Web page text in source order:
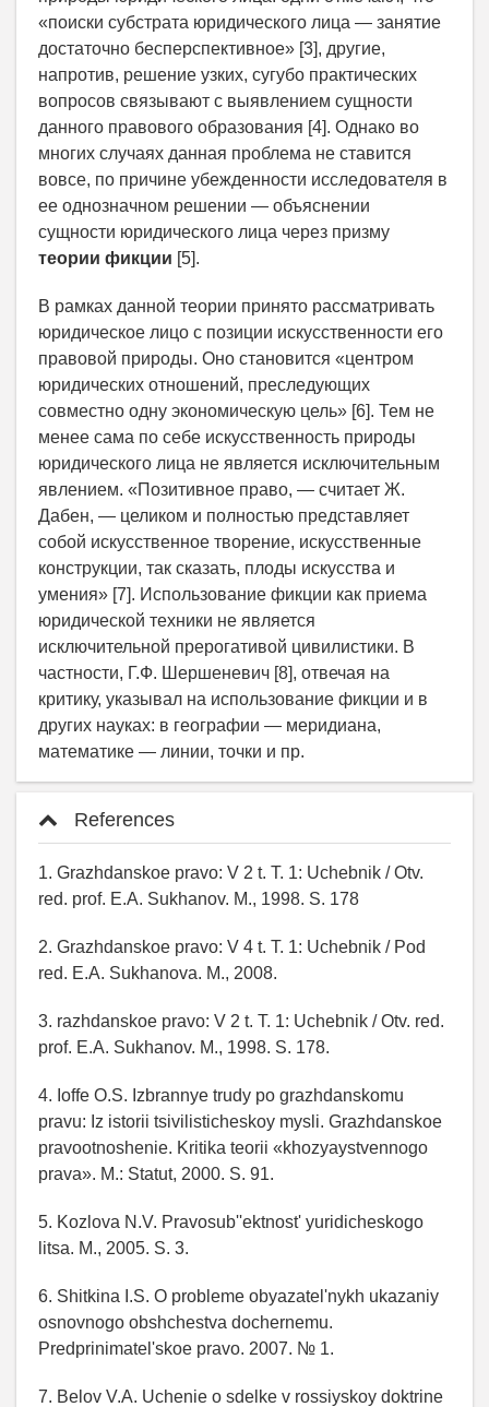
«поиски субстрата юридического лица — занятие
достаточно бесперспективное» [3], другие,
напротив, решение узких, сугубо практических
вопросов связывают с выявлением сущности
данного правового образования [4]. Однако во
многих случаях данная проблема не ставится
вовсе, по причине убежденности исследователя в
ее однозначном решении — объяснении
сущности юридического лица через призму
теории фикции [5].
В рамках данной теории принято рассматривать
юридическое лицо с позиции искусственности его
правовой природы. Оно становится «центром
юридических отношений, преследующих
совместно одну экономическую цель» [6]. Тем не
менее сама по себе искусственность природы
юридического лица не является исключительным
явлением. «Позитивное право, — считает Ж.
Дабен, — целиком и полностью представляет
собой искусственное творение, искусственные
конструкции, так сказать, плоды искусства и
умения» [7]. Использование фикции как приема
юридической техники не является
исключительной прерогативой цивилистики. В
частности, Г.Ф. Шершеневич [8], отвечая на
критику, указывал на использование фикции и в
других науках: в географии — меридиана,
математике — линии, точки и пр.
References
1. Grazhdanskoe pravo: V 2 t. T. 1: Uchebnik / Otv.
red. prof. E.A. Sukhanov. M., 1998. S. 178
2. Grazhdanskoe pravo: V 4 t. T. 1: Uchebnik / Pod
red. E.A. Sukhanova. M., 2008.
3. razhdanskoe pravo: V 2 t. T. 1: Uchebnik / Otv. red.
prof. E.A. Sukhanov. M., 1998. S. 178.
4. Ioffe O.S. Izbrannye trudy po grazhdanskomu
pravu: Iz istorii tsivilisticheskoy mysli. Grazhdanskoe
pravootnoshenie. Kritika teorii «khozyaystvennogo
prava». M.: Statut, 2000. S. 91.
5. Kozlova N.V. Pravosub''ektnost' yuridicheskogo
litsa. M., 2005. S. 3.
6. Shitkina I.S. O probleme obyazatel'nykh ukazaniy
osnovnogo obshchestva dochernemu.
Predprinimatel'skoe pravo. 2007. № 1.
7. Belov V.A. Uchenie o sdelke v rossiyskoy doktrine